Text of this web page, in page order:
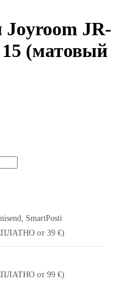
JR-
15 (матовый
SmartPosti
от 39 €)
от 99 €)